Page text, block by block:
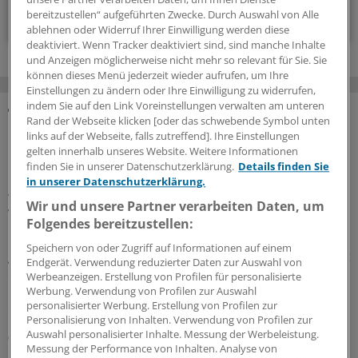
Zum Abonnieren bitte anmelden
MEHR ZUM THEMA
Präventionsoffensive
Gesundheitsrechtler Thomas Schlegel: „Krankheit
wirkt wie eine stille Rezession im Inneren der
Wirtschaft“
gesamtgesellschaftliche Aufgabe stärken. Richtig so, sagt
der Gesundheitsrechtler Professor Thomas Schlegel im
Interview mit der Ärzte Zeitung. Das Thema habe aber
eine viel größere Dimension als viele meinten.
07.08.2026
bereitzustellen“ aufgeführten Zwecke. Durch Auswahl von Alle
ablehnen oder Widerruf Ihrer Einwilligung werden diese
deaktiviert. Wenn Tracker deaktiviert sind, sind manche Inhalte
und Anzeigen möglicherweise nicht mehr so relevant für Sie. Sie
können dieses Menü jederzeit wieder aufrufen, um Ihre
Einstellungen zu ändern oder Ihre Einwilligung zu widerrufen,
indem Sie auf den Link Voreinstellungen verwalten am unteren
Rand der Webseite klicken [oder das schwebende Symbol unten
links auf der Webseite, falls zutreffend]. Ihre Einstellungen
gelten innerhalb unseres Website. Weitere Informationen
finden Sie in unserer Datenschutzerklärung. Details finden Sie
in unserer Datenschutzerklärung.
Wir und unsere Partner verarbeiten Daten, um
Folgendes bereitzustellen:
Speichern von oder Zugriff auf Informationen auf einem
Endgerät. Verwendung reduzierter Daten zur Auswahl von
Werbeanzeigen. Erstellung von Profilen für personalisierte
Werbung. Verwendung von Profilen zur Auswahl
personalisierter Werbung. Erstellung von Profilen zur
Personalisierung von Inhalten. Verwendung von Profilen zur
Auswahl personalisierter Inhalte. Messung der Werbeleistung.
Messung der Performance von Inhalten. Analyse von